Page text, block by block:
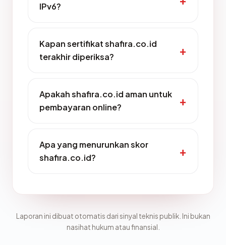
IPv6?
Kapan sertifikat shafira.co.id
terakhir diperiksa?
Apakah shafira.co.id aman untuk
pembayaran online?
Apa yang menurunkan skor
shafira.co.id?
Laporan ini dibuat otomatis dari sinyal teknis publik. Ini bukan
nasihat hukum atau finansial.